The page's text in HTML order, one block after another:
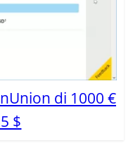
di 1000 €
$